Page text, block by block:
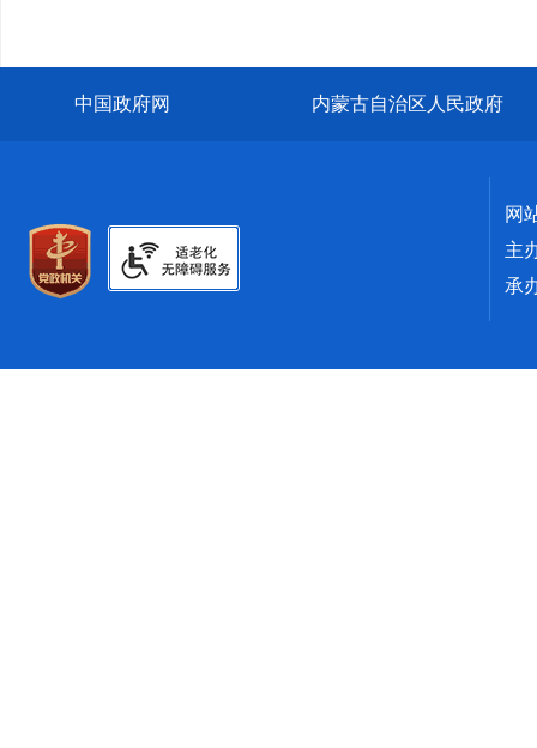
中国政府网 内蒙古自治区人民政府
网
主
承